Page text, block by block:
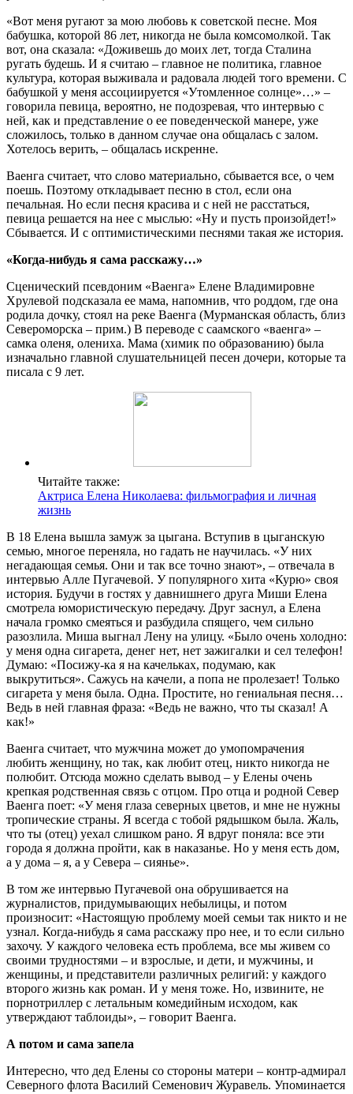
«Вот меня ругают за мою любовь к советской песне. Моя
бабушка, которой 86 лет, никогда не была комсомолкой. Так
вот, она сказала: «Доживешь до моих лет, тогда Сталина
ругать будешь. И я считаю – главное не политика, главное
культура, которая выживала и радовала людей того времени. С
бабушкой у меня ассоциируется «Утомленное солнце»…» –
говорила певица, вероятно, не подозревая, что интервью с
ней, как и представление о ее поведенческой манере, уже
сложилось, только в данном случае она общалась с залом.
Хотелось верить, – общалась искренне.
Ваенга считает, что слово материально, сбывается все, о чем
поешь. Поэтому откладывает песню в стол, если она
печальная. Но если песня красива и с ней не расстаться,
певица решается на нее с мыслью: «Ну и пусть произойдет!»
Сбывается. И с оптимистическими песнями такая же история.
«Когда-нибудь я сама расскажу…»
Сценический псевдоним «Ваенга» Елене Владимировне
Хрулевой подсказала ее мама, напомнив, что роддом, где она
родила дочку, стоял на реке Ваенга (Мурманская область, близ
Североморска – прим.) В переводе с саамского «ваенга» –
самка оленя, олениха. Мама (химик по образованию) была
изначально главной слушательницей песен дочери, которые та
писала с 9 лет.
Читайте также:
Актриса Елена Николаева: фильмография и личная
жизнь
В 18 Елена вышла замуж за цыгана. Вступив в цыганскую
семью, многое переняла, но гадать не научилась. «У них
негадающая семья. Они и так все точно знают», – отвечала в
интервью Алле Пугачевой. У популярного хита «Курю» своя
история. Будучи в гостях у давнишнего друга Миши Елена
смотрела юмористическую передачу. Друг заснул, а Елена
начала громко смеяться и разбудила спящего, чем сильно
разозлила. Миша выгнал Лену на улицу. «Было очень холодно:
у меня одна сигарета, денег нет, нет зажигалки и сел телефон!
Думаю: «Посижу-ка я на качельках, подумаю, как
выкрутиться». Сажусь на качели, а попа не пролезает! Только
сигарета у меня была. Одна. Простите, но гениальная песня…
Ведь в ней главная фраза: «Ведь не важно, что ты сказал! А
как!»
Ваенга считает, что мужчина может до умопомрачения
любить женщину, но так, как любит отец, никто никогда не
полюбит. Отсюда можно сделать вывод – у Елены очень
крепкая родственная связь с отцом. Про отца и родной Север
Ваенга поет: «У меня глаза северных цветов, и мне не нужны
тропические страны. Я всегда с тобой рядышком была. Жаль,
что ты (отец) уехал слишком рано. Я вдруг поняла: все эти
города я должна пройти, как в наказанье. Но у меня есть дом,
а у дома – я, а у Севера – сиянье».
В том же интервью Пугачевой она обрушивается на
журналистов, придумывающих небылицы, и потом
произносит: «Настоящую проблему моей семьи так никто и не
узнал. Когда-нибудь я сама расскажу про нее, и то если сильно
захочу. У каждого человека есть проблема, все мы живем со
своими трудностями – и взрослые, и дети, и мужчины, и
женщины, и представители различных религий: у каждого
второго жизнь как роман. И у меня тоже. Но, извините, не
порнотриллер с летальным комедийным исходом, как
утверждают таблоиды», – говорит Ваенга.
А потом и сама запела
Интересно, что дед Елены со стороны матери – контр-адмирал
Северного флота Василий Семенович Журавель. Упоминается